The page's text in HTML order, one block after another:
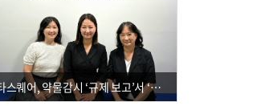
셀타스퀘어, 약물감시 ‘규제 보고’서 ‘데이터 의사결정’으로 "PVX 전환 요구 커진다"